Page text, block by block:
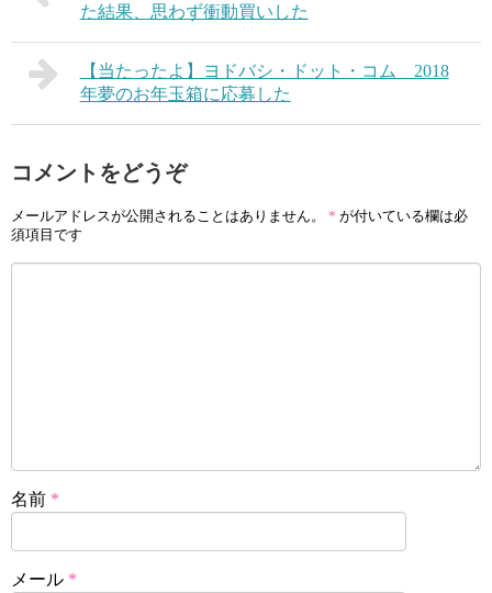
た結果、思わず衝動買いした
【当たったよ】ヨドバシ・ドット・コム 2018
年夢のお年玉箱に応募した
コメントをどうぞ
メールアドレスが公開されることはありません。 * が付いている欄は必
須項目です
名前 *
メール *